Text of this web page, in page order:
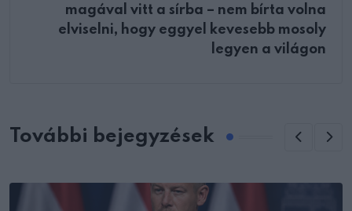
magával vitt a sírba – nem bírta volna
elviselni, hogy eggyel kevesebb mosoly
legyen a világon
További bejegyzések